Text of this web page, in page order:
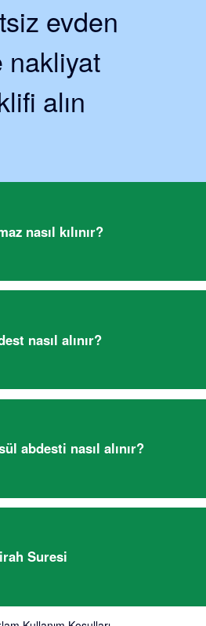
evden
nakliyat
alın
nasıl kılınır?
nasıl alınır?
abdesti nasıl alınır?
Suresi